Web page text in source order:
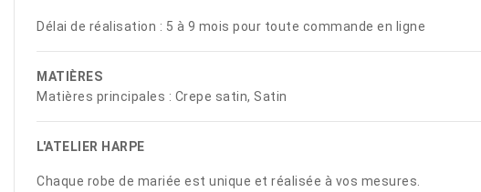
Délai de réalisation : 5 à 9 mois pour toute commande en ligne
MATIÈRES
Matières principales : Crepe satin, Satin
L'ATELIER HARPE
Chaque robe de mariée est unique et réalisée à vos mesures.